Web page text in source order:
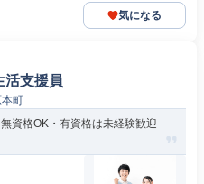
気になる
活支援員
町
資格OK・有資格は未経験歓迎